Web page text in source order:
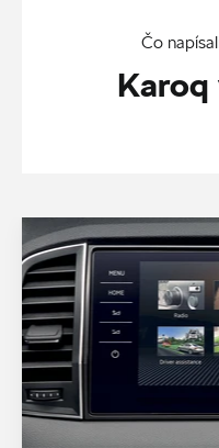
Čo
Karoq